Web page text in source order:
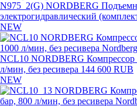
N975_2(G) NORDBERG
электрогидравлический
NEW
NCL10 NORDBERG Компрессор
л/мин, без ресивера 144 600 RUB
NEW